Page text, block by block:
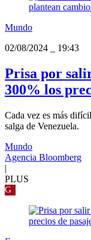
Mundo
02/08/2024
19:43
Prisa por
300% los
Cada vez es más
salga de Venezuela.
Mundo
Agencia Bloomberg
|
PLUS
G